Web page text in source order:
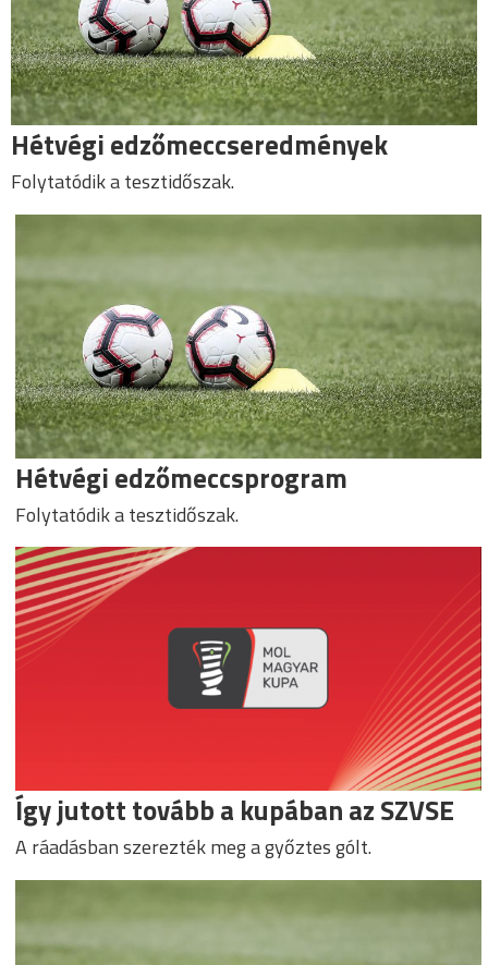
Hétvégi edzőmeccseredmények
Folytatódik a tesztidőszak.
Hétvégi edzőmeccsprogram
Folytatódik a tesztidőszak.
Így jutott tovább a kupában az SZVSE
A ráadásban szerezték meg a győztes gólt.